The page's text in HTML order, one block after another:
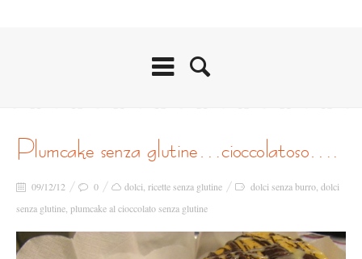
plumcake senza glutine…cioccolatoso….
09/12/12 0 dolci ricette senza glutine dolci senza burro dolci
senza glutine plumcake al cioccolato senza glutine